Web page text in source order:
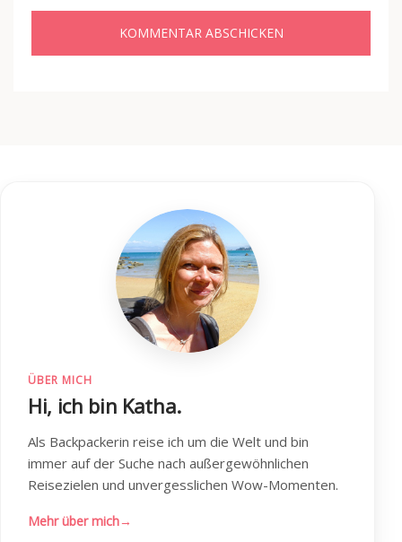
ÜBER MICH
Hi, ich bin Katha.
Als Backpackerin reise ich um die Welt und bin
immer auf der Suche nach außergewöhnlichen
Reisezielen und unvergesslichen Wow-Momenten.
Mehr über mich→